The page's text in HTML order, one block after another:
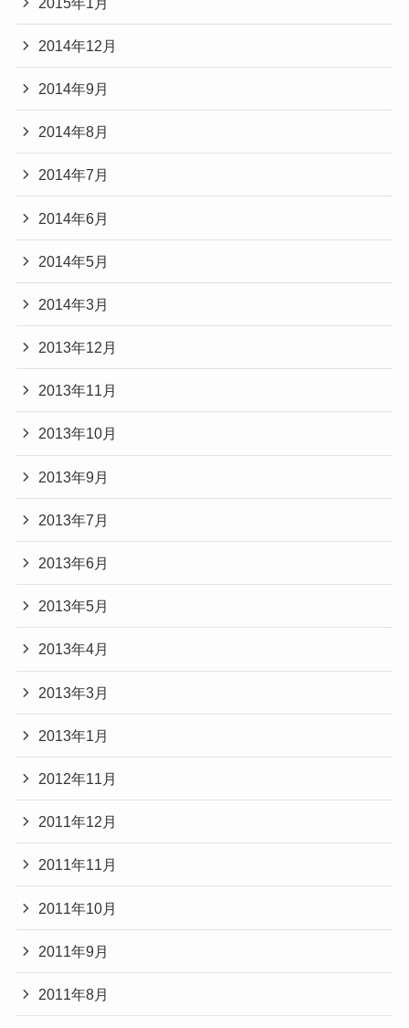
2014年12月
2014年9月
2014年8月
2014年7月
2014年6月
2014年5月
2014年3月
2013年12月
2013年11月
2013年10月
2013年9月
2013年7月
2013年6月
2013年5月
2013年4月
2013年3月
2013年1月
2012年11月
2011年12月
2011年11月
2011年10月
2011年9月
2011年8月